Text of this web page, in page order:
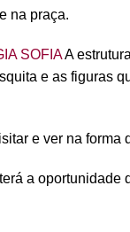
na praça.
SOFIAA
e as figuras
e ver na forma
a oportunidade